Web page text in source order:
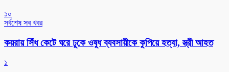
১০
সর্বশেষ সব খবর
কয়রায় সিঁধ কেটে ঘরে ঢুকে ওষুধ ব্যবসায়ীকে কুপিয়ে হত্যা, স্ত্রী আহত
১